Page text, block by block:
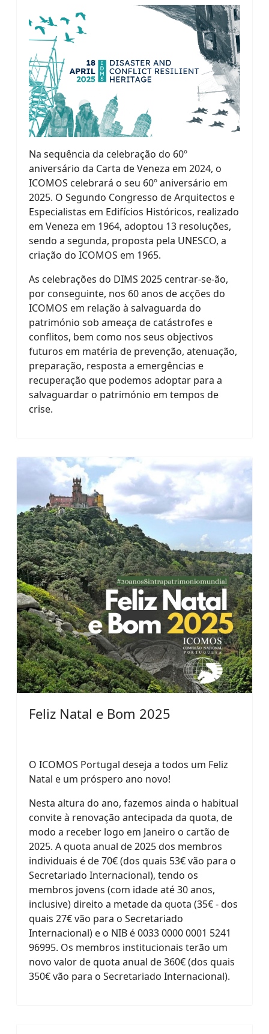
Na sequência da celebração do 60º
aniversário da Carta de Veneza em 2024, o
ICOMOS celebrará o seu 60º aniversário em
2025. O Segundo Congresso de Arquitectos e
Especialistas em Edifícios Históricos, realizado
em Veneza em 1964, adoptou 13 resoluções,
sendo a segunda, proposta pela UNESCO, a
criação do ICOMOS em 1965.
As celebrações do DIMS 2025 centrar-se-ão,
por conseguinte, nos 60 anos de acções do
ICOMOS em relação à salvaguarda do
património sob ameaça de catástrofes e
conflitos, bem como nos seus objectivos
futuros em matéria de prevenção, atenuação,
preparação, resposta a emergências e
recuperação que podemos adoptar para a
salvaguardar o património em tempos de
crise.
Feliz Natal e Bom 2025
O ICOMOS Portugal deseja a todos um Feliz
Natal e um próspero ano novo!
Nesta altura do ano, fazemos ainda o habitual
convite à renovação antecipada da quota, de
modo a receber logo em Janeiro o cartão de
2025. A quota anual de 2025 dos membros
individuais é de 70€ (dos quais 53€ vão para o
Secretariado Internacional), tendo os
membros jovens (com idade até 30 anos,
inclusive) direito a metade da quota (35€ - dos
quais 27€ vão para o Secretariado
Internacional) e o NIB é 0033 0000 0001 5241
96995. Os membros institucionais terão um
novo valor de quota anual de 360€ (dos quais
350€ vão para o Secretariado Internacional).